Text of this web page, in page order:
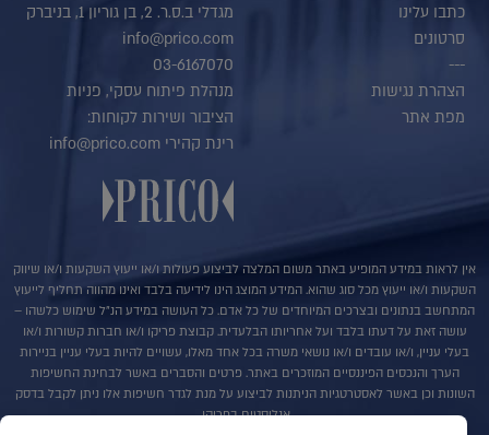
כתבו עלינו
סרטונים
---
הצהרת נגישות
מפת אתר
מגדלי ב.ס.ר. 2, בן גוריון 1, בניברק
info@prico.com
03-6167070
מנהלת פיתוח עסקי, פניות
הציבור ושירות לקוחות:
רינת קהירי info@prico.com
אין לראות במידע המופיע באתר משום המלצה לביצוע פעולות ו/או ייעוץ השקעות ו/או שיווק
השקעות ו/או ייעוץ מכל סוג שהוא. המידע המוצג הינו לידיעה בלבד ואינו מהווה תחליף לייעוץ
המתחשב בנתונים ובצרכים המיוחדים של כל אדם. כל העושה במידע הנ"ל שימוש כלשהו –
עושה זאת על דעתו בלבד ועל אחריותו הבלעדית. קבוצת פריקו ו/או חברות קשורות ו/או
בעלי עניין, ו/או עובדים ו/או נושאי משרה בכל אחד מאלו, עשויים להיות בעלי עניין בניירות
הערך והנכסים הפיננסיים המוזכרים באתר. פרטים והסברים באשר לבחינת החשיפות
השונות וכן באשר לאסטרטגיות הניתנות לביצוע על מנת לגדר חשיפות אלו ניתן לקבל בדסק
אנליסטים בפריקו.